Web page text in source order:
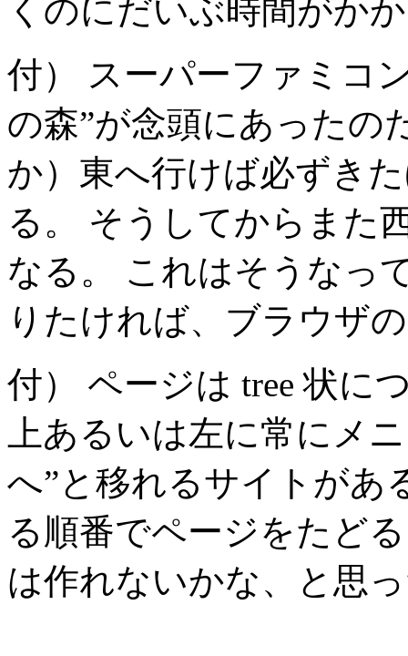
くのにだいぶ時間がか
付） スーパーファミコ
の森”が念頭にあったの
か）東へ行けば必ずき
る。 そうしてからまた
なる。 これはそうなっ
りたければ、ブラウザ
付） ページは tree 状に
上あるいは左に常にメ
へ”と移れるサイトがあ
る順番でページをたど
は作れないかな、と思